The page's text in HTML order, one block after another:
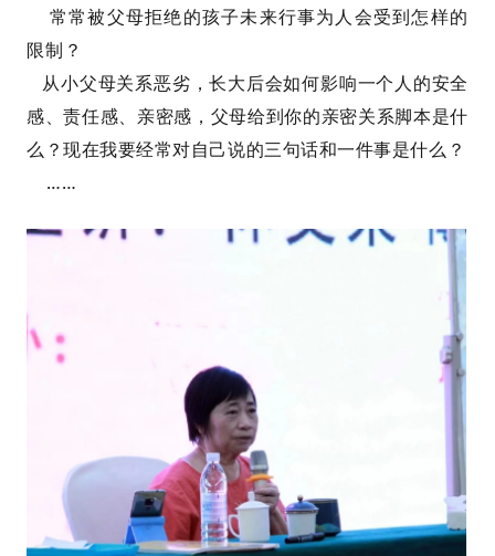
常常被父母拒绝的孩子未来行事为人会受到怎样的
限制？
从小父母关系恶劣，长大后会如何影响一个人的安全
感、责任感、亲密感，父母给到你的亲密关系脚本是什
么？现在我要经常对自己说的三句话和一件事是什么？
……